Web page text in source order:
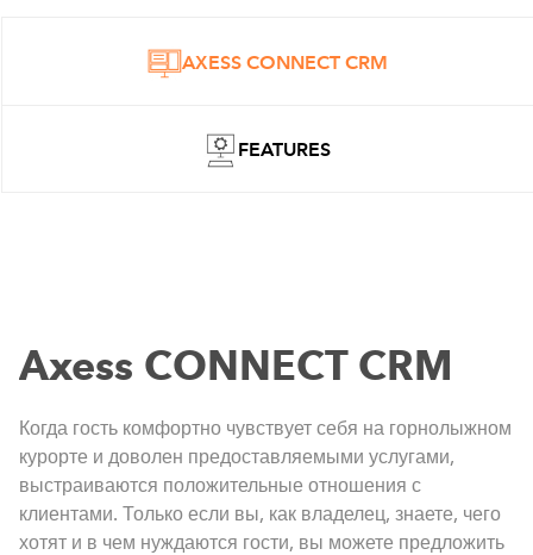
AXESS CONNECT CRM
FEATURES
Axess CONNECT CRM
Когда гость комфортно чувствует себя на горнолыжном
курорте и доволен предоставляемыми услугами,
выстраиваются положительные отношения с
клиентами. Только если вы, как владелец, знаете, чего
хотят и в чем нуждаются гости, вы можете предложить